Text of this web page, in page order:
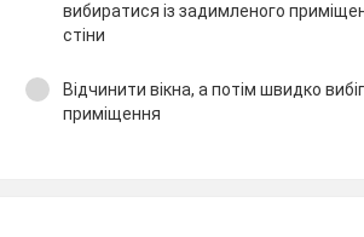
вибиратися із задимленого
стіни
Відчинити вікна, а потім швидко
приміщення